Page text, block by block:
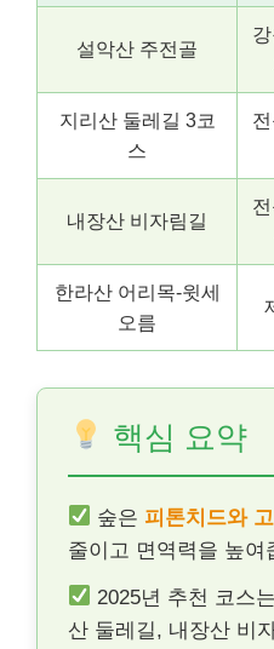
설악산 주전골
지리산 둘레길 3코
스
내장산 비자림길
한라산 어리목-윗세
오름
핵심 요약
숲은 피톤치드와
줄이고 면역력을 높여
2025년 추천 코스
산 둘레길, 내장산 비